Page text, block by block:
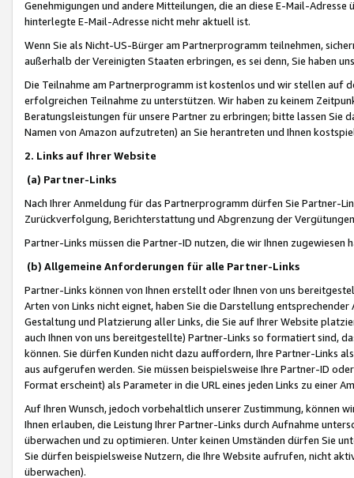
Genehmigungen und andere Mitteilungen, die an diese E-Mail-
hinterlegte E-Mail-Adresse nicht mehr aktuell ist.
Wenn Sie als Nicht-US-Bürger am Partnerprogramm teilnehmen,
außerhalb der Vereinigten Staaten erbringen, es sei denn, Sie haben
Die Teilnahme am Partnerprogramm ist kostenlos und wir stellen auf
erfolgreichen Teilnahme zu unterstützen. Wir haben zu keinem
Beratungsleistungen für unsere Partner zu erbringen; bitte lassen Sie
Namen von Amazon aufzutreten) an Sie herantreten und Ihnen
2. Links auf Ihrer Website
(a) Partner-Links
Nach Ihrer Anmeldung für das Partnerprogramm dürfen Sie Partner-
Zurückverfolgung, Berichterstattung und Abgrenzung der
Partner-Links müssen die Partner-ID nutzen, die wir Ihnen zugewiesen
(b) Allgemeine Anforderungen für alle Partner-Links
Partner-Links können von Ihnen erstellt oder Ihnen von uns
Arten von Links nicht eignet, haben Sie die Darstellung
Gestaltung und Platzierung aller Links, die Sie auf Ihrer Website
auch Ihnen von uns bereitgestellte) Partner-Links so formatiert sind,
können. Sie dürfen Kunden nicht dazu auffordern, Ihre Partner-Links
aus aufgerufen werden. Sie müssen beispielsweise Ihre Partner-ID
Format erscheint) als Parameter in die URL eines jeden Links zu einer
Auf Ihren Wunsch, jedoch vorbehaltlich unserer Zustimmung, können
Ihnen erlauben, die Leistung Ihrer Partner-Links durch Aufnahme
überwachen und zu optimieren. Unter keinen Umständen dürfen Sie
Sie dürfen beispielsweise Nutzern, die Ihre Website aufrufen, nicht
überwachen).